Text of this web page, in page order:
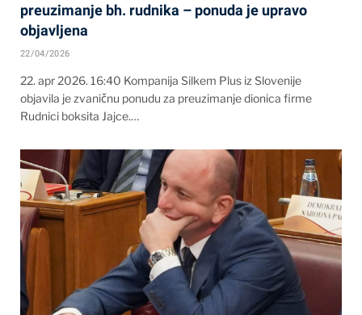
preuzimanje bh. rudnika – ponuda je upravo
objavljena
22/04/2026
22. apr 2026. 16:40 Kompanija Silkem Plus iz Slovenije
objavila je zvaničnu ponudu za preuzimanje dionica firme
Rudnici boksita Jajce.…